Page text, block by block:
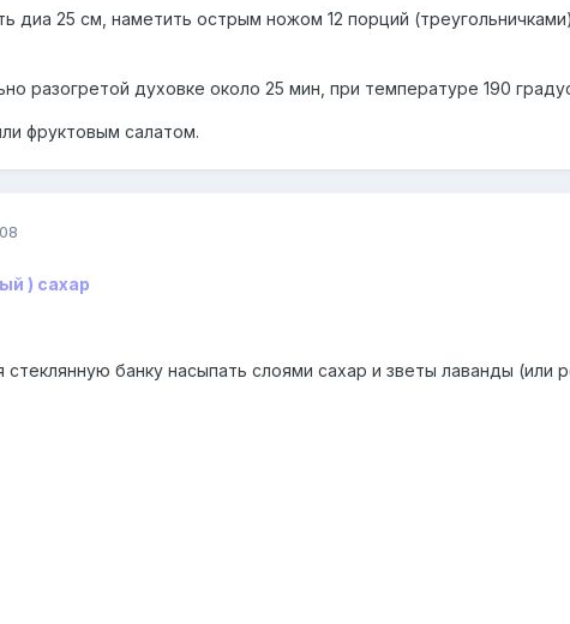
диа 25 см, наметить острым ножом 12 порций
разогретой духовке около 25 мин, при температуре 190
фруктовым салатом.
) сахар
банку насыпать слоями сахар и зветы лаванды (или